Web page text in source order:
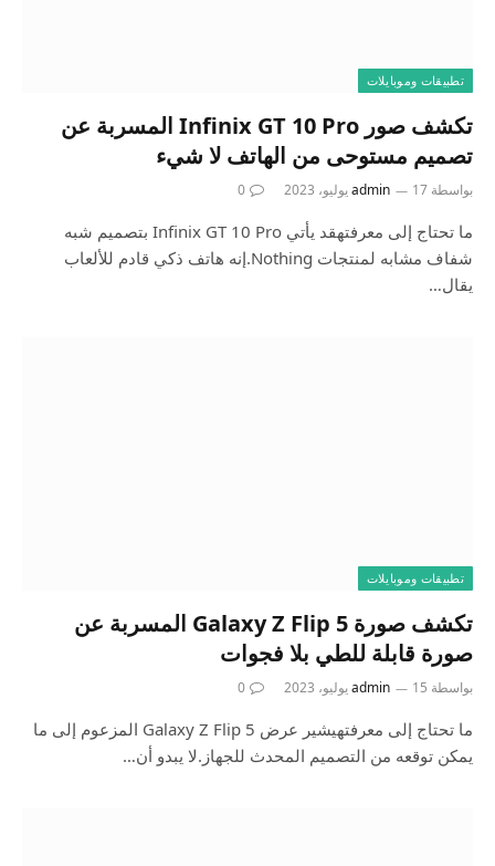
تطبيقات وموبايلات
تكشف صور Infinix GT 10 Pro المسربة عن
تصميم مستوحى من الهاتف لا شيء
بواسطة admin 17 يوليو، 2023 0
ما تحتاج إلى معرفتهقد يأتي Infinix GT 10 Pro بتصميم شبه
شفاف مشابه لمنتجات Nothing.إنه هاتف ذكي قادم للألعاب
يقال…
تطبيقات وموبايلات
تكشف صورة Galaxy Z Flip 5 المسربة عن
صورة قابلة للطي بلا فجوات
بواسطة admin 15 يوليو، 2023 0
ما تحتاج إلى معرفتهيشير عرض Galaxy Z Flip 5 المزعوم إلى ما
يمكن توقعه من التصميم المحدث للجهاز.لا يبدو أن…